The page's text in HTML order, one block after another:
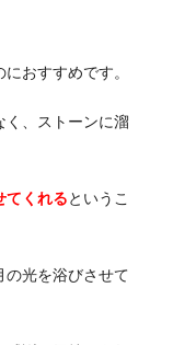
おすすめです。
く、ストーンに溜
てくれるというこ
の光を浴びさせて